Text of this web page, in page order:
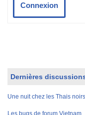
Connexion
Dernières
Une nuit chez les Thais
Les bugs de forum Vietnam